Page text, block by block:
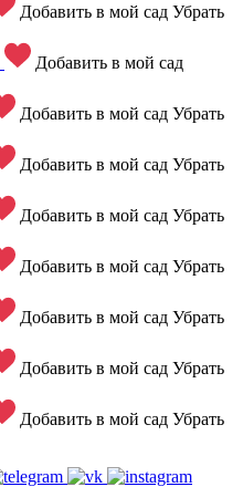
Добавить в мой сад Убрать
Добавить в мой сад
Добавить в мой сад Убрать
Добавить в мой сад Убрать
Добавить в мой сад Убрать
Добавить в мой сад Убрать
Добавить в мой сад Убрать
Добавить в мой сад Убрать
Добавить в мой сад Убрать